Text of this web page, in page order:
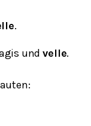
.
und velle.